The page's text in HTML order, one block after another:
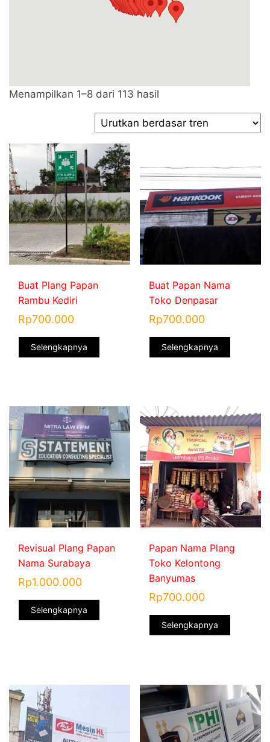
Menampilkan 1–8 dari 113 hasil
popularitas
Buat Plang Papan
Rambu Kediri
Rp700.000
Selengkapnya
Buat Papan Nama
Toko Denpasar
Rp700.000
Selengkapnya
Revisual Plang Papan
Nama Surabaya
Rp1.000.000
Selengkapnya
Papan Nama Plang
Toko Kelontong
Banyumas
Rp700.000
Selengkapnya